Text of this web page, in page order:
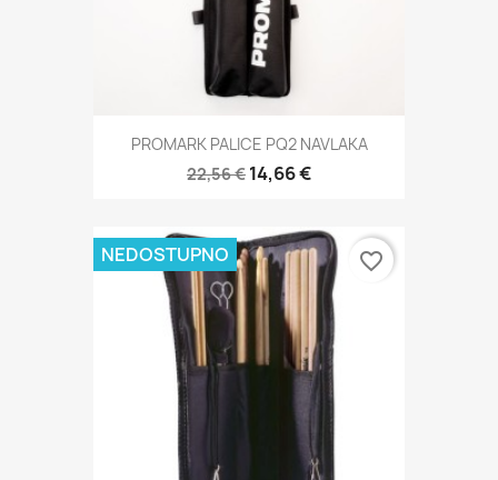
PROMARK PALICE PQ2 NAVLAKA
22,56 € 14,66 €
NEDOSTUPNO favorite_border